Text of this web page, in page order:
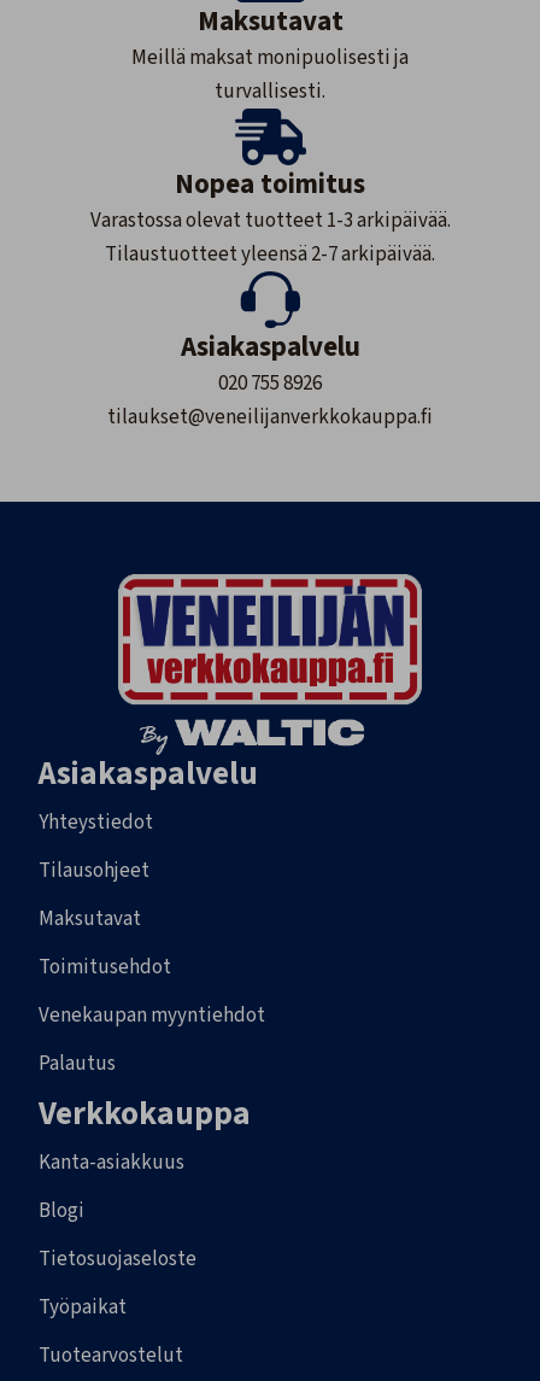
Maksutavat
Meillä maksat monipuolisesti ja
turvallisesti.
Nopea toimitus
Varastossa olevat tuotteet 1-3 arkipäivää.
Tilaustuotteet yleensä 2-7 arkipäivää.
Asiakaspalvelu
020 755 8926
tilaukset@veneilijanverkkokauppa.fi
Asiakaspalvelu
Yhteystiedot
Tilausohjeet
Maksutavat
Toimitusehdot
Venekaupan myyntiehdot
Palautus
Verkkokauppa
Kanta-asiakkuus
Blogi
Tietosuojaseloste
Työpaikat
Tuotearvostelut